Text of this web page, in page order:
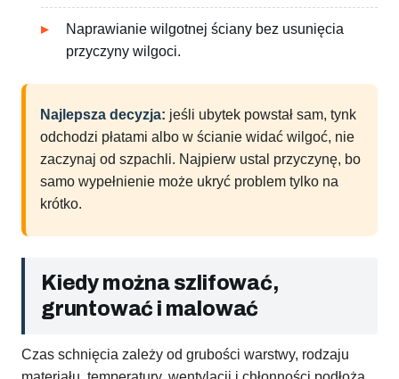
Naprawianie wilgotnej ściany bez usunięcia
przyczyny wilgoci.
Najlepsza decyzja: jeśli ubytek powstał sam, tynk
odchodzi płatami albo w ścianie widać wilgoć, nie
zaczynaj od szpachli. Najpierw ustal przyczynę, bo
samo wypełnienie może ukryć problem tylko na
krótko.
Kiedy można szlifować,
gruntować i malować
Czas schnięcia zależy od grubości warstwy, rodzaju